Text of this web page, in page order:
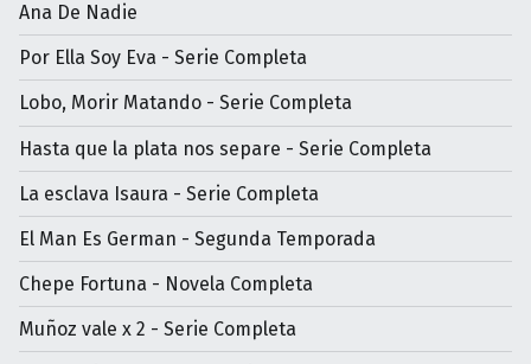
Ana De Nadie
Por Ella Soy Eva - Serie Completa
Lobo, Morir Matando - Serie Completa
Hasta que la plata nos separe - Serie Completa
La esclava Isaura - Serie Completa
El Man Es German - Segunda Temporada
Chepe Fortuna - Novela Completa
Muñoz vale x 2 - Serie Completa